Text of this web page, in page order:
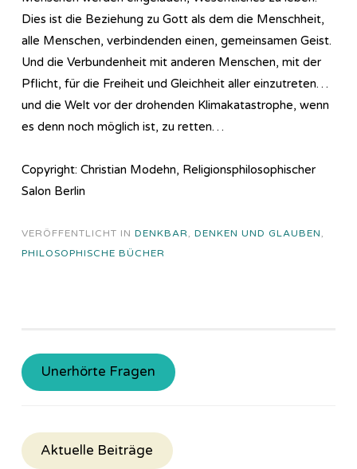
Dies ist die Beziehung zu Gott als dem die Menschheit,
alle Menschen, verbindenden einen, gemeinsamen Geist.
Und die Verbundenheit mit anderen Menschen, mit der
Pflicht, für die Freiheit und Gleichheit aller einzutreten…
und die Welt vor der drohenden Klimakatastrophe, wenn
es denn noch möglich ist, zu retten…
Copyright: Christian Modehn, Religionsphilosophischer
Salon Berlin
VERÖFFENTLICHT IN DENKBAR, DENKEN UND GLAUBEN,
PHILOSOPHISCHE BÜCHER
Unerhörte Fragen
Aktuelle Beiträge